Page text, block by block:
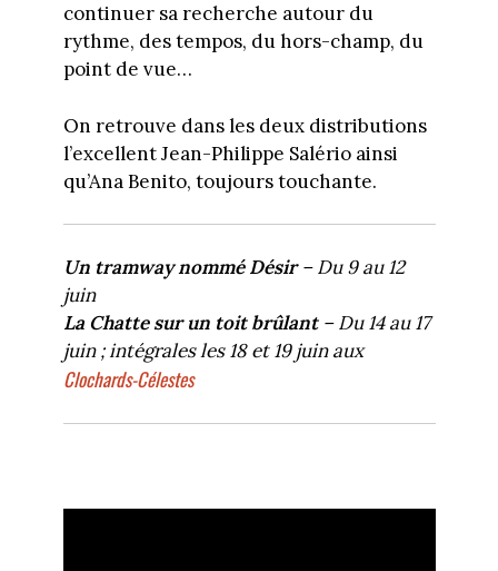
continuer sa recherche autour du
rythme, des tempos, du hors-champ, du
point de vue…
On retrouve dans les deux distributions
l’excellent Jean-Philippe Salério ainsi
qu’Ana Benito, toujours touchante.
Un tramway nommé Désir– Du 9 au 12
juin
La Chatte sur un toit brûlant– Du 14 au 17
juin ; intégrales les 18 et 19 juin aux
Clochards-Célestes